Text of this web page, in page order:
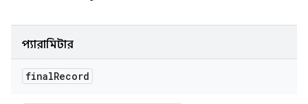
প্যারামিটার
finalRecord